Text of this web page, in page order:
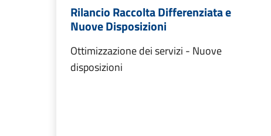
Rilancio Raccolta Differenziata e
Nuove Disposizioni
Ottimizzazione dei servizi - Nuove
disposizioni